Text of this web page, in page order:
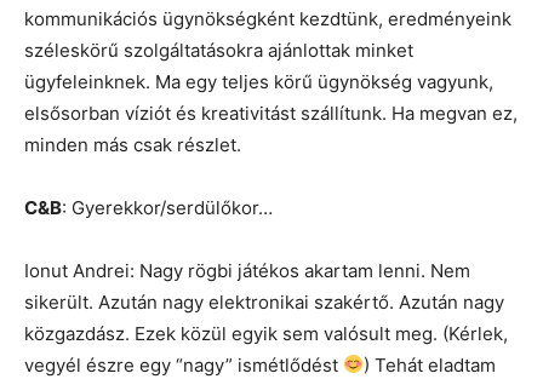
kommunikációs ügynökségként kezdtünk, eredményeink
széleskörű szolgáltatásokra ajánlottak minket
ügyfeleinknek. Ma egy teljes körű ügynökség vagyunk,
elsősorban víziót és kreativitást szállítunk. Ha megvan ez,
minden más csak részlet.
C&B: Gyerekkor/serdülőkor…
Ionut Andrei: Nagy rögbi játékos akartam lenni. Nem
sikerült. Azután nagy elektronikai szakértő. Azután nagy
közgazdász. Ezek közül egyik sem valósult meg. (Kérlek,
vegyél észre egy “nagy” ismétlődést
) Tehát eladtam